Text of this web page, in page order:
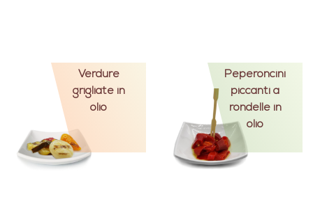
Verdure
grigliate in
olio
Peperoncini
piccanti a
rondelle in
olio